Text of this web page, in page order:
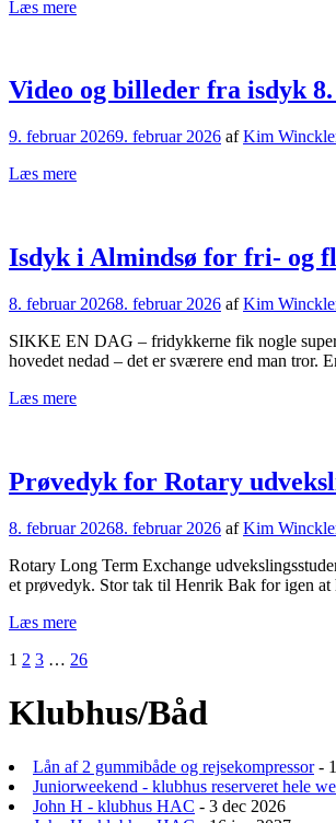
Læs mere
Video og billeder fra isdyk
9. februar 20269. februar 2026 afKim
Læs mere
Isdyk i Almindsø for fri- og
8. februar 20268. februar 2026 afKim
SIKKE EN DAG – fridykkerne fik nogle super
hovedet nedad – det er sværere end man tror.
Læs mere
Prøvedyk for Rotary
8. februar 20268. februar 2026 afKim
Rotary Long Term Exchange
et prøvedyk. Stor tak til Henrik Bak for igen
Læs mere
Indlægsinddeling
1 2 3 … 26
Klubhus/Båd
Lån af 2 gummibåde og rejsekompressor-
Juniorweekend - klubhus reserveret hele
John H - klubhus HAC - 3 dec 2026